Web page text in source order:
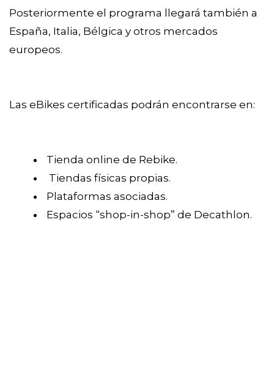
Posteriormente el programa llegará también a
España, Italia, Bélgica y otros mercados
europeos.
Las eBikes certificadas podrán encontrarse en:
Tienda online de Rebike.
Tiendas físicas propias.
Plataformas asociadas.
Espacios “shop-in-shop” de Decathlon.